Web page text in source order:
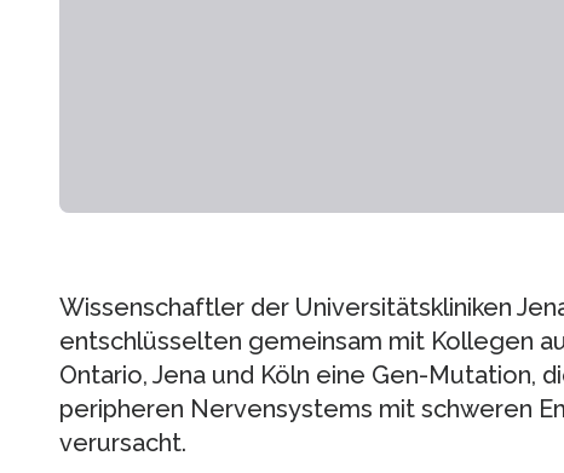
Wissenschaftler der Universitätskliniken
entschlüsselten gemeinsam mit Kollegen
Ontario, Jena und Köln eine Gen-Mutation,
peripheren Nervensystems mit schweren
verursacht.